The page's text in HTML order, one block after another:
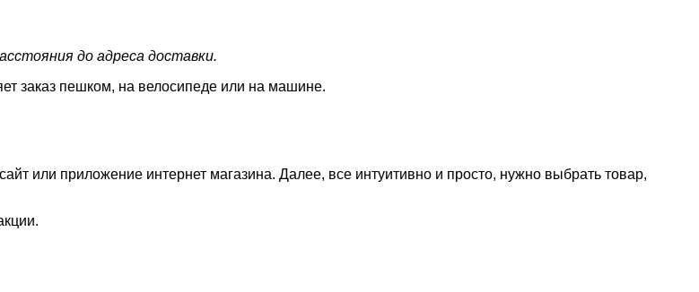
до адреса доставки.
заказ пешком, на велосипеде или на машине.
или приложение интернет магазина. Далее, все интуитивно и просто, нужно выбрать товар,